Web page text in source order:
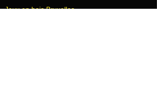
Jeux en bois Bruxelles